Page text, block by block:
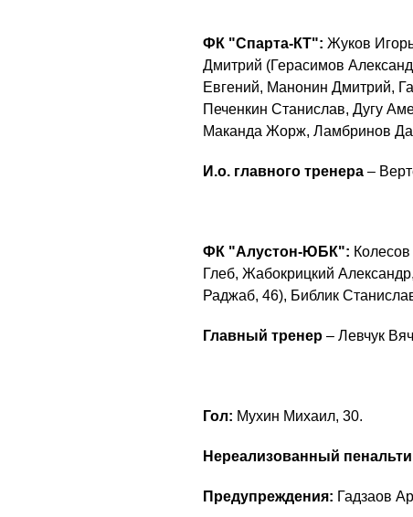
ФК "Спарта-КТ": Жуков
Дмитрий (Герасимов
Евгений, Манонин Дмитрий,
Печенкин Станислав, Дугу
Маканда Жорж, Ламбринов
И.о. главного тренера –
ФК "Алустон-ЮБК":
Глеб, Жабокрицкий
Раджаб, 46), Библик
Главный тренер – Левчук
Гол: Мухин Михаил, 30.
Нереализованный
Предупреждения: Гадзаов